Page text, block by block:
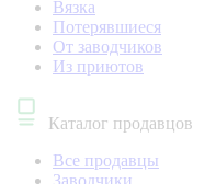
Вязка
Потерявшиеся
От заводчиков
Из приютов
Каталог продавцов
Все продавцы
Заводчики